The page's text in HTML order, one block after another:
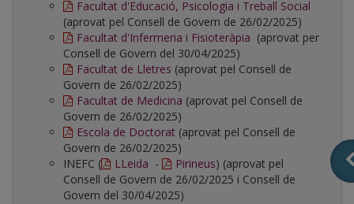
Facultat d'Educació, Psicologia i Treball Social
(aprovat pel Consell de Govern de 26/02/2025)
Facultat d'Infermeria i Fisioteràpia (aprovat per
Consell de Govern del 30/04/2025)
Facultat de Lletres (aprovat pel Consell de
Govern de 26/02/2025)
Facultat de Medicina (aprovat pel Consell de
Govern de 26/02/2025)
Escola de Doctorat (aprovat pel Consell de
Govern de 26/02/2025)
INEFC (
LLeida - Pirineus) (aprovat pel
Consell de Govern de 26/02/2025 i Consell de
Govern del 30/04/2025)